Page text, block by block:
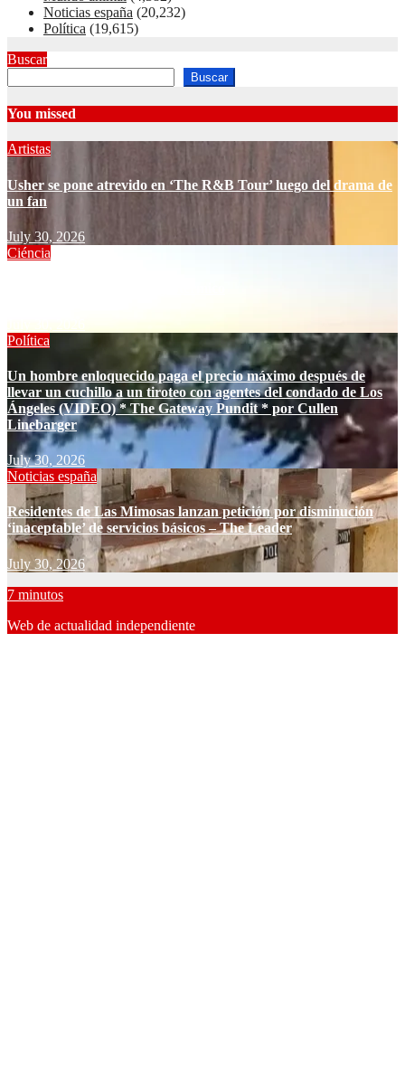
Noticias españa (20,232)
Política (19,615)
Buscar
Buscar
You missed
Artistas
Usher se pone atrevido en ‘The R&B Tour’ luego del drama de
un fan
July 30, 2026
Ciéncia
Política
Un hombre enloquecido paga el precio máximo después de
llevar un cuchillo a un tiroteo con agentes del condado de Los
Ángeles (VIDEO) * The Gateway Pundit * por Cullen
Linebarger
July 30, 2026
Noticias españa
Residentes de Las Mimosas lanzan petición por disminución
‘inaceptable’ de servicios básicos – The Leader
July 30, 2026
7 minutos
Web de actualidad independiente